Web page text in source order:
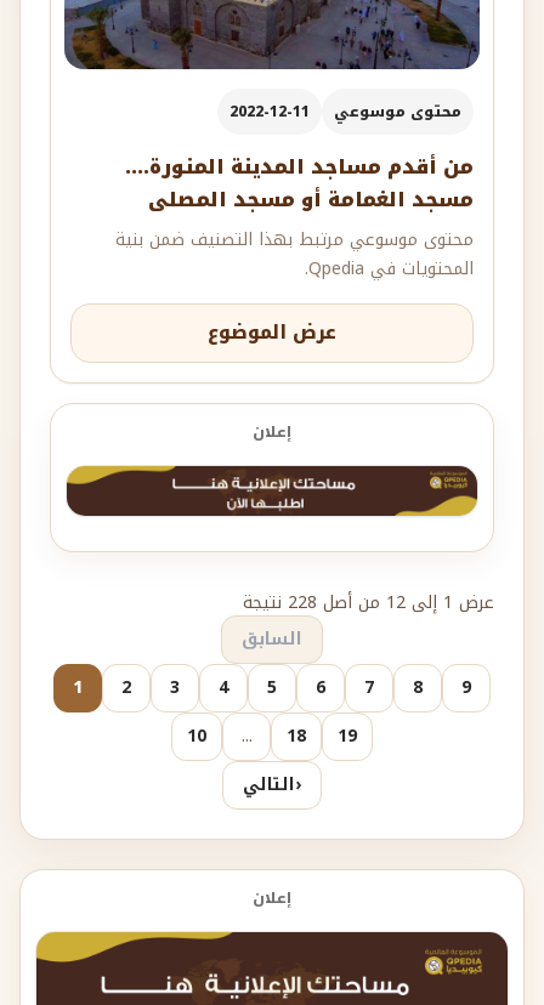
محتوى موسوعي 2022-12-11
من أقدم مساجد المدينة المنورة....
مسجد الغمامة أو مسجد المصلى
محتوى موسوعي مرتبط بهذا التصنيف ضمن بنية
المحتويات في Qpedia.
عرض الموضوع
إعلان
عرض 1 إلى 12 من أصل 228 نتيجة
السابق
1
2 3 4 5 6 7 8
9
10
... 18
19
‹التالي
إعلان